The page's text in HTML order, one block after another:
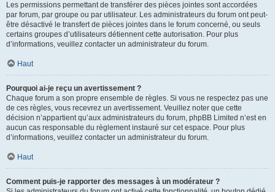
Les permissions permettant de transférer des pièces jointes sont accordées
par forum, par groupe ou par utilisateur. Les administrateurs du forum ont peut-
être désactivé le transfert de pièces jointes dans le forum concerné, ou seuls
certains groupes d’utilisateurs détiennent cette autorisation. Pour plus
d’informations, veuillez contacter un administrateur du forum.
Haut
Pourquoi ai-je reçu un avertissement ?
Chaque forum a son propre ensemble de règles. Si vous ne respectez pas une
de ces règles, vous recevrez un avertissement. Veuillez noter que cette
décision n’appartient qu’aux administrateurs du forum, phpBB Limited n’est en
aucun cas responsable du règlement instauré sur cet espace. Pour plus
d’informations, veuillez contacter un administrateur du forum.
Haut
Comment puis-je rapporter des messages à un modérateur ?